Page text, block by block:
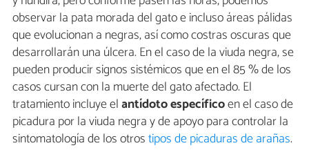
observar la pata morada del gato e incluso áreas pálidas
que evolucionan a negras, así como costras oscuras que
desarrollarán una úlcera. En el caso de la viuda negra, se
pueden producir signos sistémicos que en el 85 % de los
casos cursan con la muerte del gato afectado. El
tratamiento incluye elantídoto específicoen el caso de
picadura por la viuda negra y de apoyo para controlar la
sintomatología de los otrostipos de picaduras de arañas.